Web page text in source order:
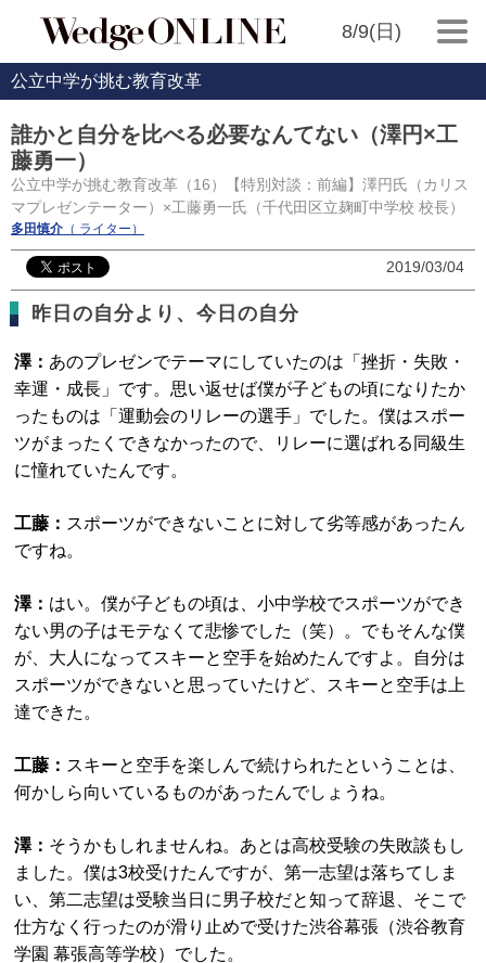
8/9(日)
公立中学が挑む教育改革
誰かと自分を比べる必要なんてない（澤円×工
藤勇一）
公立中学が挑む教育改革（16）【特別対談：前編】澤円氏（カリス
マプレゼンテーター）×工藤勇一氏（千代田区立麹町中学校 校長）
多田慎介 （ ライター）
2019/03/04
昨日の自分より、今日の自分
澤： あのプレゼンでテーマにしていたのは「挫折・失敗・
幸運・成長」です。思い返せば僕が子どもの頃になりたか
ったものは「運動会のリレーの選手」でした。僕はスポー
ツがまったくできなかったので、リレーに選ばれる同級生
に憧れていたんです。
工藤： スポーツができないことに対して劣等感があったん
ですね。
澤： はい。僕が子どもの頃は、小中学校でスポーツができ
ない男の子はモテなくて悲惨でした（笑）。でもそんな僕
が、大人になってスキーと空手を始めたんですよ。自分は
スポーツができないと思っていたけど、スキーと空手は上
達できた。
工藤： スキーと空手を楽しんで続けられたということは、
何かしら向いているものがあったんでしょうね。
澤： そうかもしれませんね。あとは高校受験の失敗談もし
ました。僕は3校受けたんですが、第一志望は落ちてしま
い、第二志望は受験当日に男子校だと知って辞退、そこで
仕方なく行ったのが滑り止めで受けた渋谷幕張（渋谷教育
学園 幕張高等学校）でした。